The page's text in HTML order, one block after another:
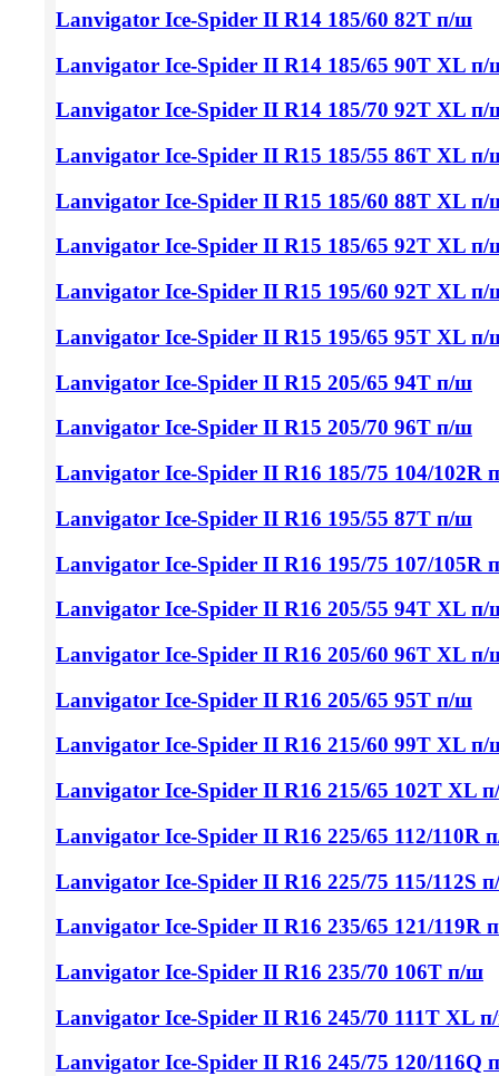
Lanvigator Ice-Spider II R14 185/60 82T п/ш
Lanvigator Ice-Spider II R14 185/65 90T XL п/
Lanvigator Ice-Spider II R14 185/70 92T XL п/
Lanvigator Ice-Spider II R15 185/55 86T XL п/
Lanvigator Ice-Spider II R15 185/60 88T XL п/
Lanvigator Ice-Spider II R15 185/65 92T XL п/
Lanvigator Ice-Spider II R15 195/60 92T XL п/
Lanvigator Ice-Spider II R15 195/65 95T XL п/
Lanvigator Ice-Spider II R15 205/65 94T п/ш
Lanvigator Ice-Spider II R15 205/70 96T п/ш
Lanvigator Ice-Spider II R16 185/75 104/102R
Lanvigator Ice-Spider II R16 195/55 87T п/ш
Lanvigator Ice-Spider II R16 195/75 107/105R
Lanvigator Ice-Spider II R16 205/55 94T XL п/
Lanvigator Ice-Spider II R16 205/60 96T XL п/
Lanvigator Ice-Spider II R16 205/65 95T п/ш
Lanvigator Ice-Spider II R16 215/60 99T XL п/
Lanvigator Ice-Spider II R16 215/65 102T XL
Lanvigator Ice-Spider II R16 225/65 112/110R
Lanvigator Ice-Spider II R16 225/75 115/112S
Lanvigator Ice-Spider II R16 235/65 121/119R
Lanvigator Ice-Spider II R16 235/70 106T п/ш
Lanvigator Ice-Spider II R16 245/70 111T XL
Lanvigator Ice-Spider II R16 245/75 120/116Q